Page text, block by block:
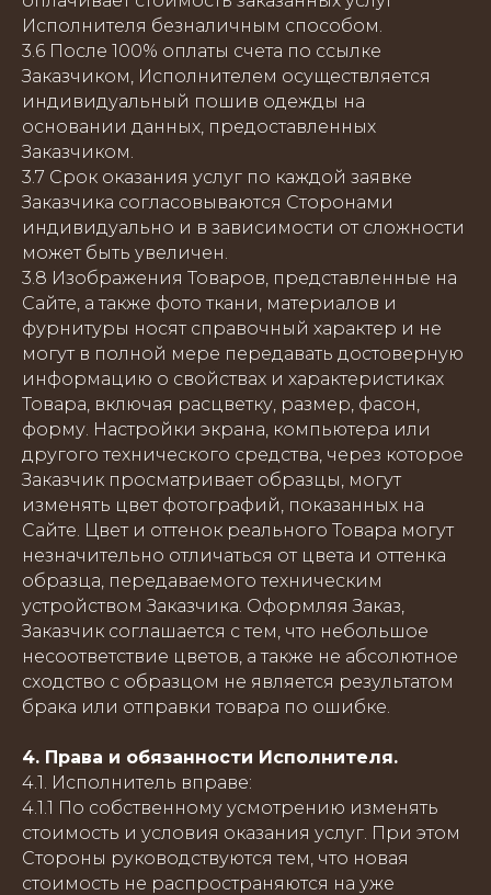
Исполнителя безналичным способом.
3.6 После 100% оплаты счета по ссылке
Заказчиком, Исполнителем осуществляется
индивидуальный пошив одежды на
основании данных, предоставленных
Заказчиком.
3.7 Срок оказания услуг по каждой заявке
Заказчика согласовываются Сторонами
индивидуально и в зависимости от сложности
может быть увеличен.
3.8 Изображения Товаров, представленные на
Сайте, а также фото ткани, материалов и
фурнитуры носят справочный характер и не
могут в полной мере передавать достоверную
информацию о свойствах и характеристиках
Товара, включая расцветку, размер, фасон,
форму. Настройки экрана, компьютера или
другого технического средства, через которое
Заказчик просматривает образцы, могут
изменять цвет фотографий, показанных на
Сайте. Цвет и оттенок реального Товара могут
незначительно отличаться от цвета и оттенка
образца, передаваемого техническим
устройством Заказчика. Оформляя Заказ,
Заказчик соглашается с тем, что небольшое
несоответствие цветов, а также не абсолютное
сходство с образцом не является результатом
брака или отправки товара по ошибке.
4. Права и обязанности Исполнителя.
4.1. Исполнитель вправе:
4.1.1 По собственному усмотрению изменять
стоимость и условия оказания услуг. При этом
Стороны руководствуются тем, что новая
стоимость не распространяются на уже